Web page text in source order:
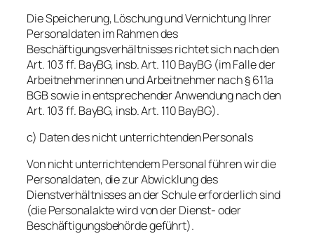
Die Speicherung, Löschung und Vernichtung Ihrer
Personaldaten im Rahmen des
Beschäftigungsverhältnisses richtet sich nach den
Art. 103 ff. BayBG, insb. Art. 110 BayBG (im Falle der
Arbeitnehmerinnen und Arbeitnehmer nach § 611a
BGB sowie in entsprechender Anwendung nach den
Art. 103 ff. BayBG, insb. Art. 110 BayBG).
c) Daten des nicht unterrichtenden Personals
Von nicht unterrichtendem Personal führen wir die
Personaldaten, die zur Abwicklung des
Dienstverhältnisses an der Schule erforderlich sind
(die Personalakte wird von der Dienst- oder
Beschäftigungsbehörde geführt).